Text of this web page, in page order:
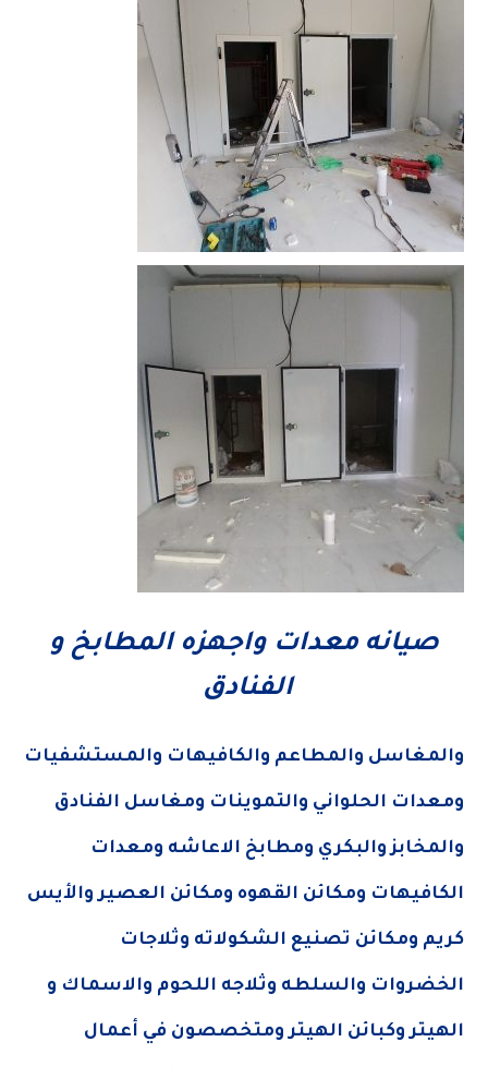
صيانه معدات واجهزه المطابخ و
الفنادق
والمغاسل والمطاعم والكافيهات والمستشفيات
ومعدات الحلواني والتموينات ومغاسل الفنادق
والمخابز والبكري ومطابخ الاعاشه ومعدات
الكافيهات ومكائن القهوه ومكائن العصير والأيس
كريم ومكائن تصنيع الشكولاته وثلاجات
الخضروات والسلطه وثلاجه اللحوم والاسماك و
الهيتر وكبائن الهيتر ومتخصصون في أعمال